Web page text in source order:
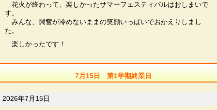
花火が終わって、楽しかったサマーフェスティバルはおしまいで
す。
みんな、興奮が冷めないままの笑顔いっぱいでおかえりしまし
た。
楽しかったです！
7月15日 第1学期終業日
2026年7月15日